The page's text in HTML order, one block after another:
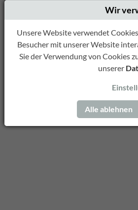
Wir
Unsere Website verwendet
Besucher mit unserer Website
Sie der Verwendung von Cookies
unserer
Alle ablehnen